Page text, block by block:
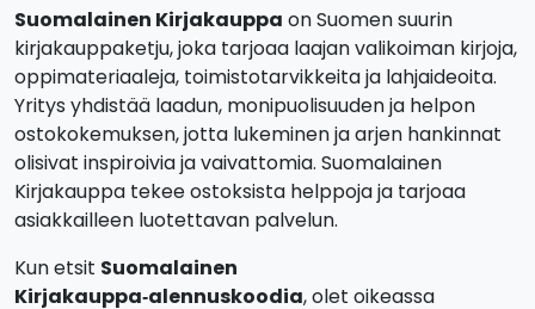
Suomalainen Kirjakauppa on Suomen suurin
kirjakauppaketju, joka tarjoaa laajan valikoiman kirjoja,
oppimateriaaleja, toimistotarvikkeita ja lahjaideoita.
Yritys yhdistää laadun, monipuolisuuden ja helpon
ostokokemuksen, jotta lukeminen ja arjen hankinnat
olisivat inspiroivia ja vaivattomia. Suomalainen
Kirjakauppa tekee ostoksista helppoja ja tarjoaa
asiakkailleen luotettavan palvelun.
Kun etsit Suomalainen
Kirjakauppa‑alennuskoodia, olet oikeassa